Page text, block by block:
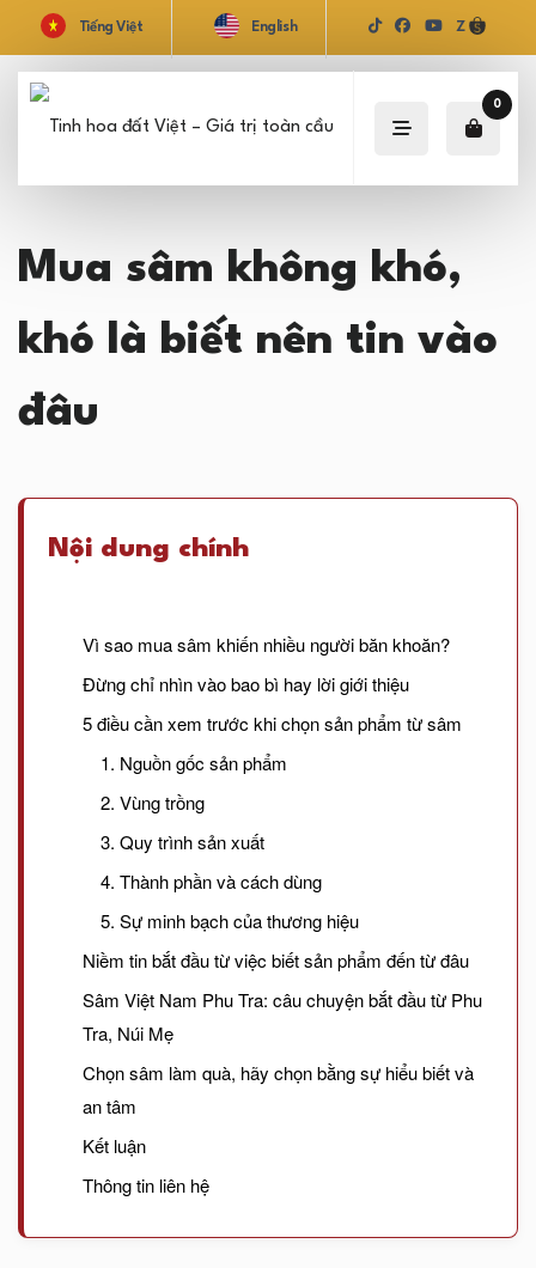
Tiếng Việt English Z
0
Mua sâm không khó,
khó là biết nên tin vào
đâu
Nội dung chính
Vì sao mua sâm khiến nhiều người băn khoăn?
Đừng chỉ nhìn vào bao bì hay lời giới thiệu
5 điều cần xem trước khi chọn sản phẩm từ sâm
1. Nguồn gốc sản phẩm
2. Vùng trồng
3. Quy trình sản xuất
4. Thành phần và cách dùng
5. Sự minh bạch của thương hiệu
Niềm tin bắt đầu từ việc biết sản phẩm đến từ đâu
Sâm Việt Nam Phu Tra: câu chuyện bắt đầu từ Phu
Tra, Núi Mẹ
Chọn sâm làm quà, hãy chọn bằng sự hiểu biết và
an tâm
Kết luận
Thông tin liên hệ